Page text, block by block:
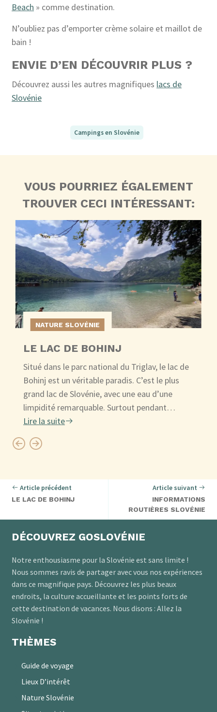
Beach » comme destination.
N’oubliez pas d’emporter crème solaire et maillot de
bain !
ENVIE D’EN DÉCOUVRIR PLUS ?
Découvrez aussi les autres magnifiques lacs de
Slovénie
Campings en Slovénie
VOUS POURRIEZ ÉGALEMENT
TROUVER CECI INTÉRESSANT:
NATURE SLOVÉNIE
LE LAC DE BOHINJ
Situé dans le parc national du Triglav, le lac de
Bohinj est un véritable paradis. C’est le plus
grand lac de Slovénie, avec une eau d’une
limpidité remarquable. Surtout pendant…
Lire la suite
Article précédent
LE LAC DE BOHINJ
Article suivant
INFORMATIONS
ROUTIÈRES SLOVÉNIE
DÉCOUVREZ GOSLOVÉNIE
Notre enthousiasme pour la Slovénie est sans limite !
Nous sommes ravis de partager avec vous nos expériences
dans ce magnifique pays. Découvrez les plus beaux
endroits, la culture accueillante et les points forts de
cette destination de vacances. Nous disons : Allez la
Slovénie !
THÈMES
Guide de voyage
Lieux D’intérêt
Nature Slovénie